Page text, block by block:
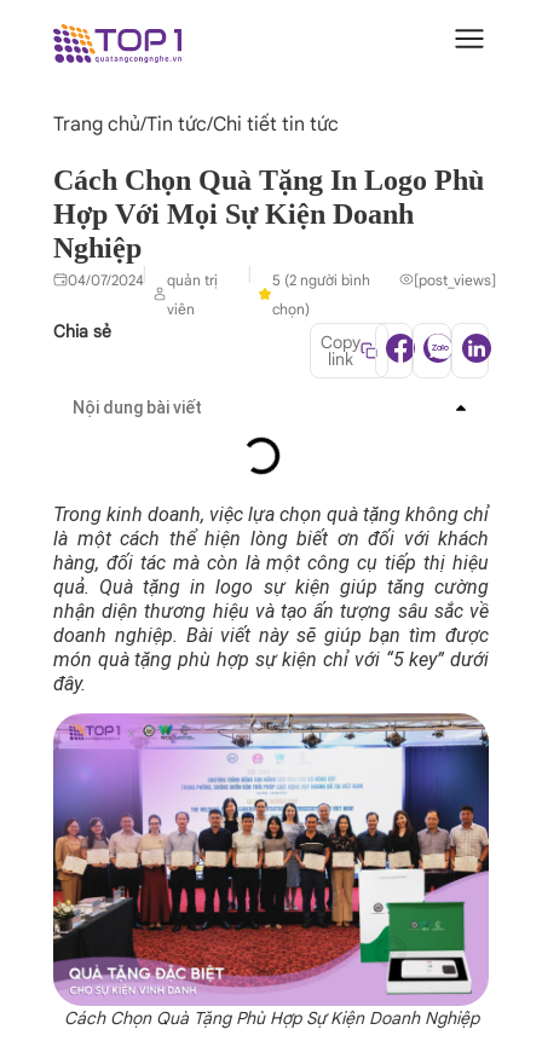
Trang chủ/Tin tức/Chi tiết tin tức
Cách Chọn Quà Tặng In Logo Phù
Hợp Với Mọi Sự Kiện Doanh
Nghiệp
04/07/2024|
quản trị
viên
|
5 (2 người bình
chọn)
[post_views]
Chia sẻ Copy
link
Nội dung bài viết
Trong kinh doanh, việc lựa chọn quà tặng không chỉ
là một cách thể hiện lòng biết ơn đối với khách
hàng, đối tác mà còn là một công cụ tiếp thị hiệu
quả. Quà tặng in logo sự kiện giúp tăng cường
nhận diện thương hiệu và tạo ấn tượng sâu sắc về
doanh nghiệp. Bài viết này sẽ giúp bạn tìm được
món quà tặng phù hợp sự kiện chỉ với “5 key” dưới
đây.
Cách Chọn Quà Tặng Phù Hợp Sự Kiện Doanh Nghiệp